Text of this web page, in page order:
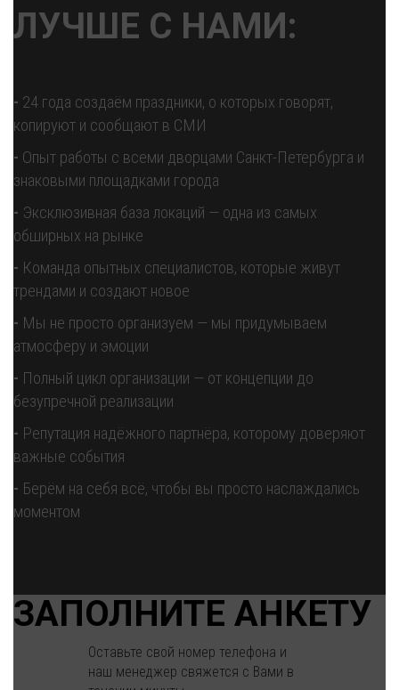
ЛУЧШЕ С НАМИ:
- 24 года создаём праздники, о которых говорят,
копируют и сообщают в СМИ
- Опыт работы с всеми дворцами Санкт-Петербурга и
знаковыми площадками города
- Эксклюзивная база локаций — одна из самых
обширных на рынке
- Команда опытных специалистов, которые живут
трендами и создают новое
- Мы не просто организуем — мы придумываем
атмосферу и эмоции
- Полный цикл организации — от концепции до
безупречной реализации
- Репутация надёжного партнёра, которому доверяют
важные события
- Берём на себя всё, чтобы вы просто наслаждались
моментом
ЗАПОЛНИТЕ АНКЕТУ
Оставьте свой номер телефона и
наш менеджер свяжется с Вами в